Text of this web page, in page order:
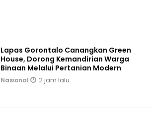
Lapas Gorontalo Canangkan Green
House, Dorong Kemandirian Warga
Binaan Melalui Pertanian Modern
Nasional 2 jam lalu